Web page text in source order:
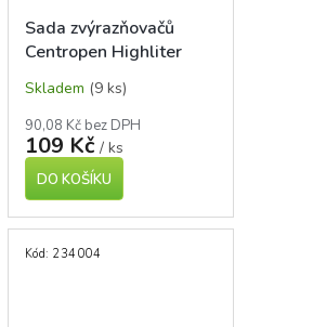
Sada zvýrazňovačů
Centropen Highliter
Flexi Pastel, 8542/4
Skladem (9 ks)
90,08 Kč bez DPH
109 Kč / ks
DO KOŠÍKU
Kód: 234004